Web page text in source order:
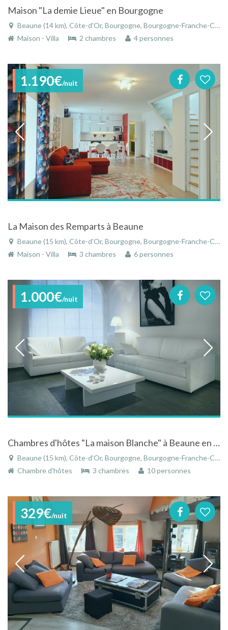
Maison "La demie Lieue" en Bourgogne
Beaune (14 km), Côte-d'Or, Bourgogne, Bourgogne-Franche-Comté, France
Maison - Villa
2 chambres 4 personnes
1.190€/nuit
La Maison des Remparts à Beaune
Beaune (15 km), Côte-d'Or, Bourgogne, Bourgogne-Franche-Comté, France
Maison - Villa
3 chambres 6 personnes
1.000€/nuit
Chambres d'hôtes "La maison Blanche" à Beaune en Bourgogne une invitation au rêve et à la sérénité
Beaune (15 km), Côte-d'Or, Bourgogne, Bourgogne-Franche-Comté, France
Chambre d'hôtes
3 chambres 10 personnes
329€/nuit